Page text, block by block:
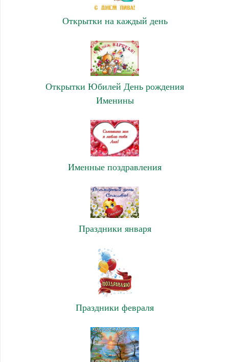
Открытки на каждый день
Открытки Юбилей День рождения
Именины
Именные поздравления
Праздники января
Праздники февраля